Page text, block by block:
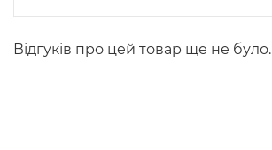
Відгуків про цей товар ще не було.